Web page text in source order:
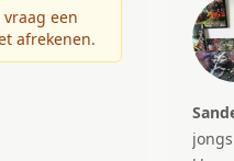
een
afrekenen.